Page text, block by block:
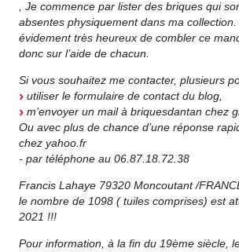
, Je commence par lister des briques qui
absentes physiquement dans ma
évidement très heureux de combler ce
donc sur l’aide de chacun.
Si vous souhaitez me contacter, plusieurs
utiliser le formulaire de contact du blog,
m’envoyer un mail à briquesdantan chez
Ou avec plus de chance d’une réponse
chezyahoo.fr
- par téléphone au 06.87.18.72.38
Francis Lahaye 79320 Moncoutant /
le nombre de 1098 ( tuiles comprises) est
2021 !!!
Pour information, à la fin du 19ème siècle,